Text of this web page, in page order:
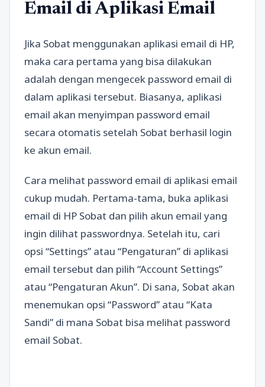
Email di Aplikasi Email
Jika Sobat menggunakan aplikasi email di HP,
maka cara pertama yang bisa dilakukan
adalah dengan mengecek password email di
dalam aplikasi tersebut. Biasanya, aplikasi
email akan menyimpan password email
secara otomatis setelah Sobat berhasil login
ke akun email.
Cara melihat password email di aplikasi email
cukup mudah. Pertama-tama, buka aplikasi
email di HP Sobat dan pilih akun email yang
ingin dilihat passwordnya. Setelah itu, cari
opsi “Settings” atau “Pengaturan” di aplikasi
email tersebut dan pilih “Account Settings”
atau “Pengaturan Akun”. Di sana, Sobat akan
menemukan opsi “Password” atau “Kata
Sandi” di mana Sobat bisa melihat password
email Sobat.